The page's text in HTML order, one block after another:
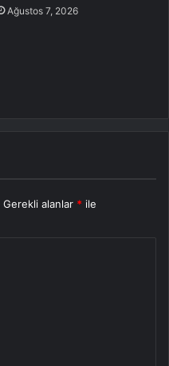
Ağustos 7, 2026
Gerekli alanlar * ile